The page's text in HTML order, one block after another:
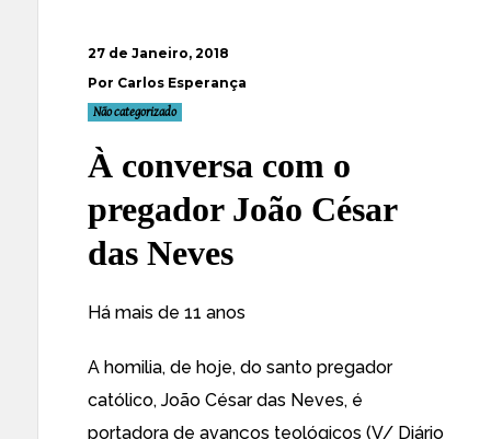
27 de Janeiro, 2018
Por Carlos Esperança
Não categorizado
À conversa com o
pregador João César
das Neves
Há mais de 11 anos
A homilia, de hoje, do santo pregador
católico, João César das Neves, é
portadora de avanços teológicos (V/ Diário